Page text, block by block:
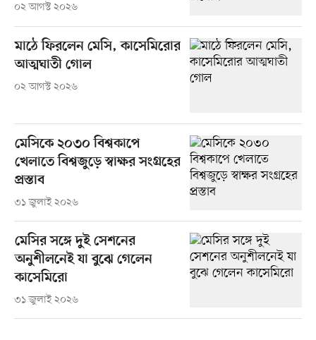
০২ আগস্ট ২০২৬
মাঠে ফিরলেন মেসি, কাসেমিরোর
আত্মঘাতী গোল
০২ আগস্ট ২০২৬
মেসিকে ২০৩০ বিশ্বকাপে
খেলাতে বিশ্বজুড়ে স্বাক্ষর সংগ্রহের
প্রস্তাব
৩১ জুলাই ২০২৬
মেসির সঙ্গে দুই সেশনের
অনুশীলনেই যা বুঝে গেলেন
কাসেমিরো
৩১ জুলাই ২০২৬